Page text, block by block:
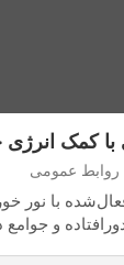
با کمک
عمومی
با نور
و